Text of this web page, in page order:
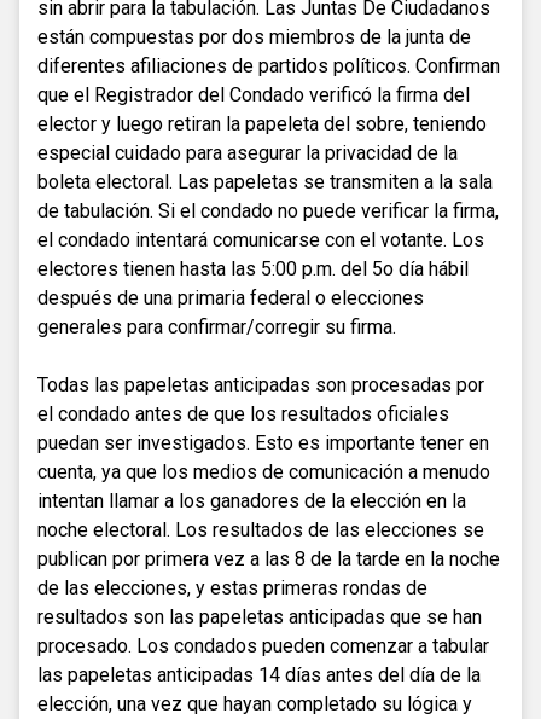
sin abrir para la tabulación. Las Juntas De Ciudadanos
están compuestas por dos miembros de la junta de
diferentes afiliaciones de partidos políticos. Confirman
que el Registrador del Condado verificó la firma del
elector y luego retiran la papeleta del sobre, teniendo
especial cuidado para asegurar la privacidad de la
boleta electoral. Las papeletas se transmiten a la sala
de tabulación. Si el condado no puede verificar la firma,
el condado intentará comunicarse con el votante. Los
electores tienen hasta las 5:00 p.m. del 5o día hábil
después de una primaria federal o elecciones
generales para confirmar/corregir su firma.
Todas las papeletas anticipadas son procesadas por
el condado antes de que los resultados oficiales
puedan ser investigados. Esto es importante tener en
cuenta, ya que los medios de comunicación a menudo
intentan llamar a los ganadores de la elección en la
noche electoral. Los resultados de las elecciones se
publican por primera vez a las 8 de la tarde en la noche
de las elecciones, y estas primeras rondas de
resultados son las papeletas anticipadas que se han
procesado. Los condados pueden comenzar a tabular
las papeletas anticipadas 14 días antes del día de la
elección, una vez que hayan completado su lógica y